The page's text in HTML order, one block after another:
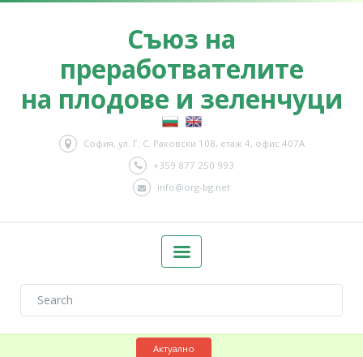
Съюз на
преработвателите
на плодове и зеленчуци
София, ул. Г. С. Раковски 108, етаж 4, офис 407А
+359 877 250 993
info@org-bg.net
Актуално